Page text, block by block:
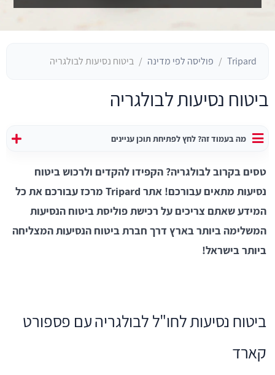
Tripard פוליסה לפי מדינה ביטוח נסיעות לבולגריה
ביטוח נסיעות לבולגריה
מה בעמוד זה? לחץ לפתיחת תוכן עניינים
טסים בקרוב לבולגריה? הקפידו להקדים ולרכוש ביטוח
נסיעות מתאים עבורכם!
אתר Tripard מרכז עבורכם את כל
המידע שאתם צריכים על רכישת פוליסת ביטוח הנסיעות
המשלימה ביותר בארץ דרך חברת ביטוח הנסיעות המצליחה
ביותר בישראל!
ביטוח נסיעות לחו"ל לבולגריה עם פספורט
קארד